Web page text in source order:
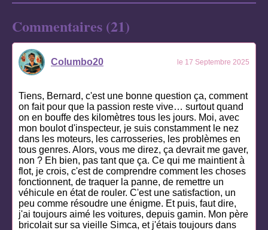
Commentaires (21)
Columbo20 le 17 Septembre 2025
Tiens, Bernard, c'est une bonne question ça, comment
on fait pour que la passion reste vive… surtout quand
on en bouffe des kilomètres tous les jours. Moi, avec
mon boulot d'inspecteur, je suis constamment le nez
dans les moteurs, les carrosseries, les problèmes en
tous genres. Alors, vous me direz, ça devrait me gaver,
non ? Eh bien, pas tant que ça. Ce qui me maintient à
flot, je crois, c'est de comprendre comment les choses
fonctionnent, de traquer la panne, de remettre un
véhicule en état de rouler. C'est une satisfaction, un
peu comme résoudre une énigme. Et puis, faut dire,
j'ai toujours aimé les voitures, depuis gamin. Mon père
bricolait sur sa vieille Simca, et j'étais toujours dans